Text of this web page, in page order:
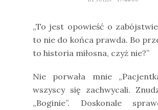
„To jest opowieść o
to nie do końca prawda. Bo
to historia miłosna, czyż nie?”
Nie porwała mnie
wszyscy się zachwycali.
„Boginie”. Doskonale